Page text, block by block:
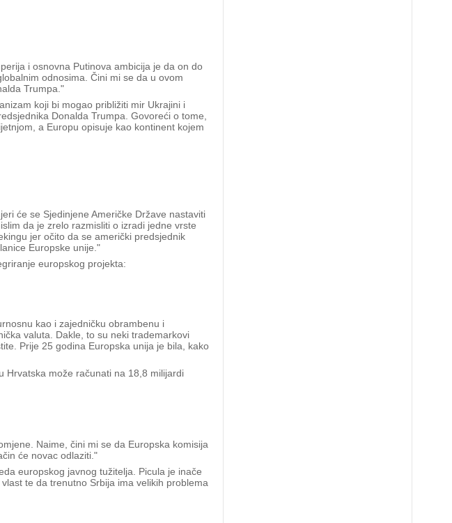
i osnovna Putinova ambicija je da on do
odnosima. Čini mi se da u ovom
Trumpa."
koji bi mogao približiti mir Ukrajini i
Donalda Trumpa. Govoreći o tome,
a Europu opisuje kao kontinent kojem
će se Sjedinjene Američke Države nastaviti
da je zrelo razmisliti o izradi jedne vrste
jer očito da se američki predsjednik
Europske unije."
europskog projekta:
kao i zajedničku obrambenu i
valuta. Dakle, to su neki trademarkovi
Prije 25 godina Europska unija je bila, kako
Hrvatska može računati na 18,8 milijardi
Naime, čini mi se da Europska komisija
će novac odlaziti."
europskog javnog tužitelja. Picula je inače
te da trenutno Srbija ima velikih problema